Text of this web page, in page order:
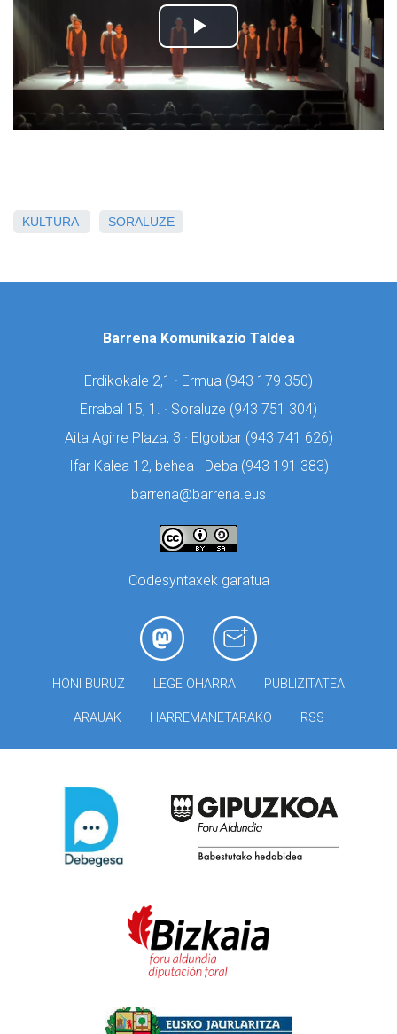
KULTURA SORALUZE
Barrena Komunikazio Taldea
Erdikokale 2,1 · Ermua (943 179 350)
Errabal 15, 1. · Soraluze (943 751 304)
Aita Agirre Plaza, 3 · Elgoibar (943 741 626)
Ifar Kalea 12, behea · Deba (943 191 383)
barrena@barrena.eus
Codesyntaxek garatua
HONI BURUZ LEGE OHARRA PUBLIZITATEA
ARAUAK HARREMANETARAKO RSS